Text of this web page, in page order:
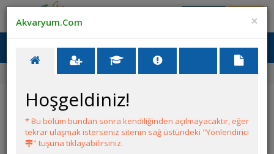
Ana Menü
Discus Bakteri Çakışması - Önlem ve Tedavi
Bakteri Çakışması - Önlem ve Tedavi
YANIT YAZ
×
Akvaryum.Com
Hoşgeldiniz!
* Bu bölüm bundan sonra kendiliğinden açılmayacaktır, eğer
tekrar ulaşmak isterseniz sitenin sağ üstündeki "Yönlendirici
" tuşuna tıklayabilirsiniz.